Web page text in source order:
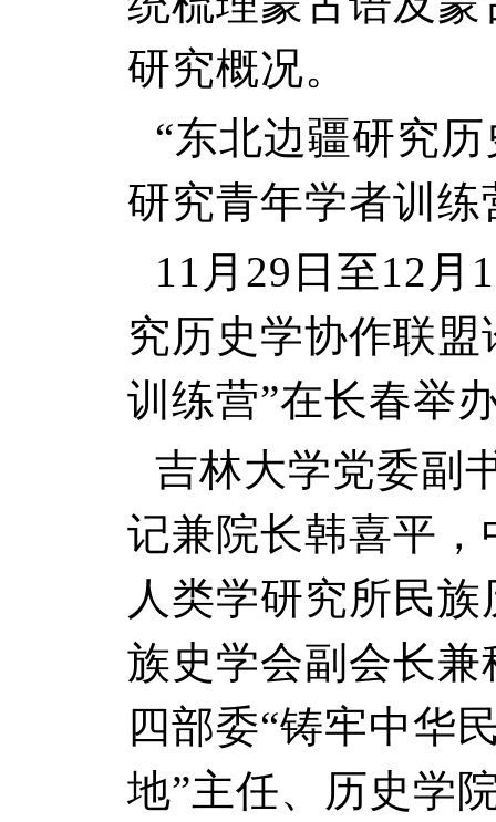
研究概况。
“东北边疆研究
研究青年学者训练
11月29日至12月
究历史学协作联
训练营”在长春举
吉林大学党委副
记兼院长韩喜平
人类学研究所民
族史学会副会长
四部委“铸牢中华
地”主任、历史学